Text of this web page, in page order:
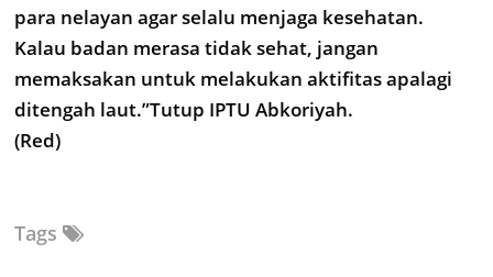
para nelayan agar selalu menjaga kesehatan.
Kalau badan merasa tidak sehat, jangan
memaksakan untuk melakukan aktifitas apalagi
ditengah laut.”Tutup IPTU Abkoriyah.
(Red)
Tags